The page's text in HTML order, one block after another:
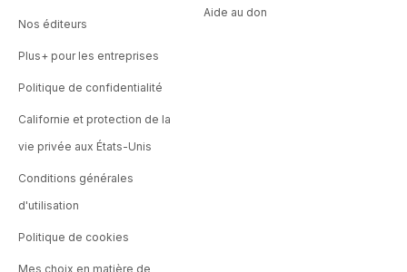
Nos éditeurs
Plus+ pour les entreprises
Politique de confidentialité
Californie et protection de la
vie privée aux États-Unis
Conditions générales
d'utilisation
Politique de cookies
Mes choix en matière de
Aide au don